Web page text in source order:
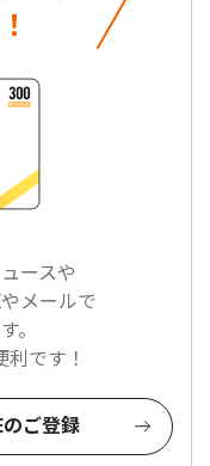
ースや
メールで
。
です！
ご登録